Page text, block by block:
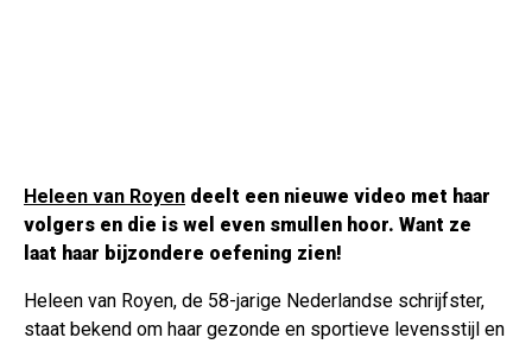
Heleen van Royen deelt een nieuwe video met haar
volgers en die is wel even smullen hoor. Want ze
laat haar bijzondere oefening zien!
Heleen van Royen, de 58-jarige Nederlandse schrijfster,
staat bekend om haar gezonde en sportieve levensstijl en